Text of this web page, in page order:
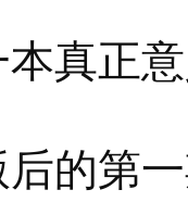
本真正
后的第